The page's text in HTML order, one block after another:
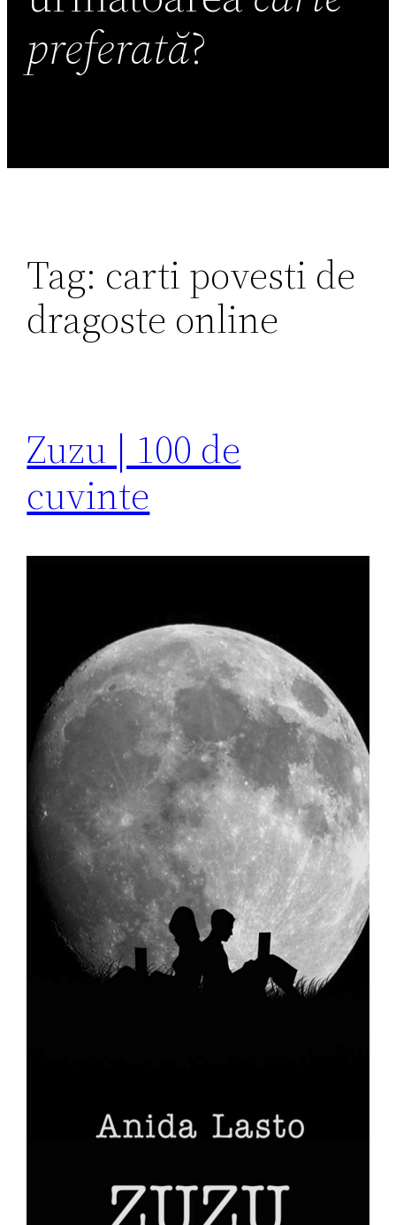
preferată?
Tag: carti povesti de
dragoste online
Zuzu | 100 de
cuvinte